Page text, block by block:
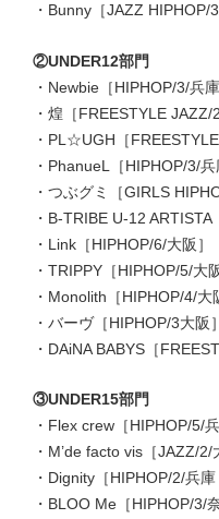
・Bunny［JAZZ HIPHOP/
②UNDER12部門
・Newbie［HIPHOP/3/兵庫
・煌［FREESTYLE JAZZ/
・PL☆UGH［
・PhanueL［HIPHOP/3/兵
・つぶグミ［GIRLS
・B-TRIBE U-12 ARTISTA
・Link［HIPHOP/6/大阪］
・TRIPPY［HIPHOP/5/大阪
・Monolith［HIPHOP/4/大
・バーヴ［HIPHOP/3大阪］
・DAiNA BABYS［
③UNDER15部門
・Flex crew［HIPHOP/5/兵
・M’de facto vis［JAZZ/2/
・Dignity［HIPHOP/2/兵庫
・BLOO Me［HIPHOP/3/奈